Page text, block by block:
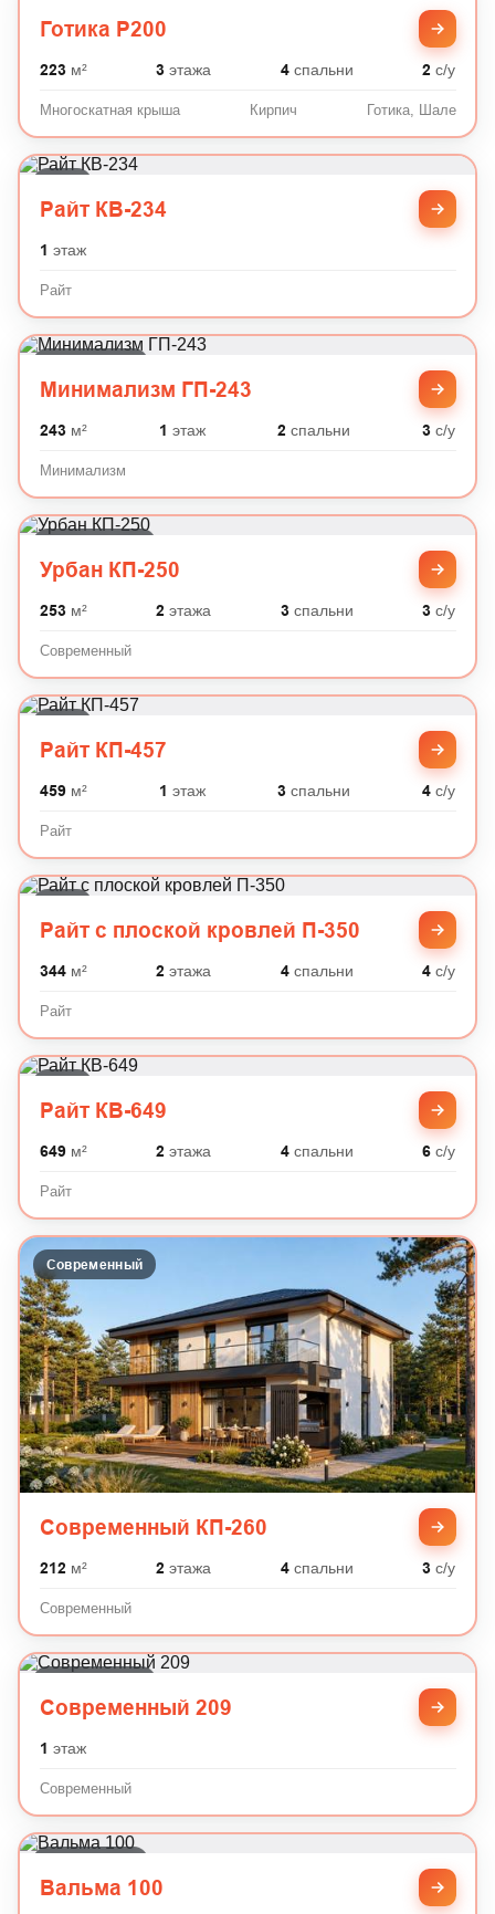
Готика P200
223м² 3 этажа 4спальни 2 с/у
Многоскатная крыша Кирпич Готика, Шале
Райт КВ-234
1 этаж
Райт
Минимализм ГП-243
243м² 1 этаж 2 спальни 3 с/у
Минимализм
Урбан КП-250
253м² 2 этажа 3спальни 3 с/у
Современный
Райт КП-457
459м² 1 этаж 3 спальни 4 с/у
Райт
Райт с плоской кровлей П-350
344м² 2 этажа 4спальни 4 с/у
Райт
Райт КВ-649
649м² 2 этажа 4спальни 6 с/у
Райт
Современный
Современный КП-260
212 м² 2 этажа 4спальни 3 с/у
Современный
Современный 209
1 этаж
Современный
Вальма 100